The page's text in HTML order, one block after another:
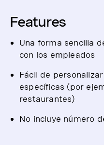
Features
Una forma sencilla
con los empleados
Fácil de
específicas (por
restaurantes)
No incluye número